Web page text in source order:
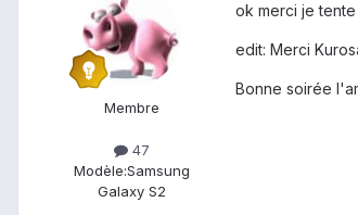
Membre
47
Modèle:Samsung
Galaxy S2
ok merci je
edit: Merci
Bonne soirée